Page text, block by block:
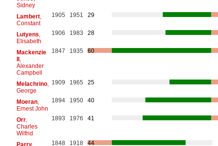
Sidney
Lambert,
Constant
1905 1951 29
Lutyens
Elisabeth
1906 1983 28
Mackenzie
II,
Alexander
Campbell
1847 1935 60
Melachrino,
George
1909 1965 25
Moeran,
Ernest John
1894 1950 40
Orr,
Charles
Wilfrid
1893 1976 41
Parry,
1848 1918 44